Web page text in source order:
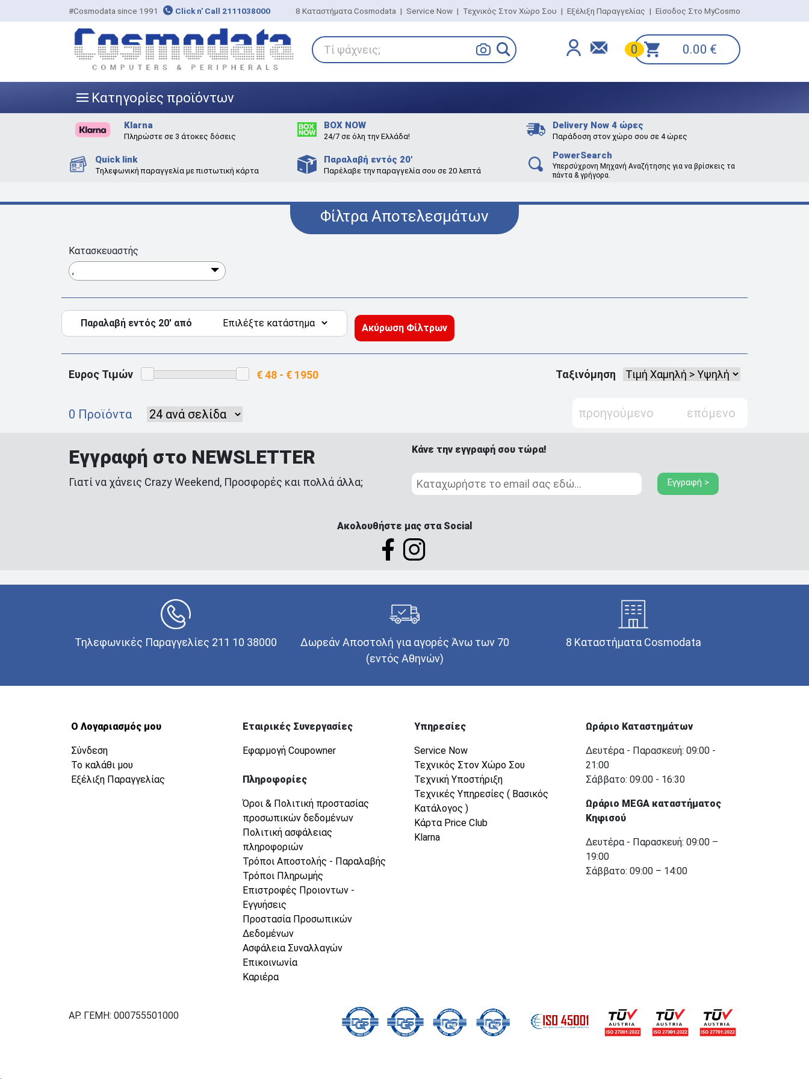
#Cosmodata since 1991 Click n' Call 2111038000 8 Καταστήματα Cosmodata | Service Now | Τεχνικός Στον Χώρο Σου | Εξέλιξη Παραγγελίας | Είσοδος Στο MyCosmo
Τί ψάχνεις; 0 0.00 €
||| Κατηγορίες προϊόντων
Klarna
Πληρώστε σε 3 άτοκες δόσεις
BOX NOW
24/7 σε όλη την Ελλάδα!
Delivery Now 4 ώρες
Παράδοση στον χώρο σου σε 4 ώρες
Quick link
Τηλεφωνική παραγγελία με πιστωτική κάρτα
Παραλαβή εντός 20'
Παρέλαβε την παραγγελία σου σε 20 λεπτά
PowerSearch
Υπερσύχρονη Μηχανή Αναζήτησης για να βρίσκεις τα
πάντα & γρήγορα.
Φίλτρα Αποτελεσμάτων
Κατασκευαστής
,
Παραλαβή εντός 20' από Ακύρωση Φίλτρων
Ευρος Τιμών Ταξινόμηση
0 Προϊόντα προηγούμενο επόμενο
Εγγραφή στο NEWSLETTER
Γιατί να χάνεις Crazy Weekend, Προσφορές και πολλά άλλα;
Κάνε την εγγραφή σου τώρα!
Εγγραφή >
Ακολουθήστε μας στα Social
Τηλεφωνικές Παραγγελίες 211 10 38000
Δωρεάν Αποστολή για αγορές Άνω των 70
(εντός Αθηνών)
8 Καταστήματα Cosmodata
Ο Λογαριασμός μου
Σύνδεση
Το καλάθι μου
Εξέλιξη Παραγγελίας
Εταιρικές Συνεργασίες
Εφαρμογή Coupowner
Πληροφορίες
Όροι & Πολιτική προστασίας
προσωπικών δεδομένων
Πολιτική ασφάλειας
πληροφοριών
Τρόποι Αποστολής - Παραλαβής
Τρόποι Πληρωμής
Επιστροφές Προιοντων -
Εγγυήσεις
Προστασία Προσωπικών
Δεδομένων
Ασφάλεια Συναλλαγών
Επικοινωνία
Καριέρα
Υπηρεσίες
Service Now
Τεχνικός Στον Χώρο Σου
Τεχνική Υποστήριξη
Τεχνικές Υπηρεσίες ( Βασικός
Κατάλογος )
Κάρτα Price Club
Klarna
Ωράριο Καταστημάτων
Δευτέρα - Παρασκευή: 09:00 -
21:00
Σάββατο: 09:00 - 16:30
Ωράριο MEGA καταστήματος
Κηφισού
Δευτέρα - Παρασκευή: 09:00 –
19:00
Σάββατο: 09:00 – 14:00
ΑΡ. ΓΕΜΗ: 000755501000